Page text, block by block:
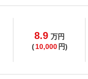
8.9 万円
( 10,000 円)